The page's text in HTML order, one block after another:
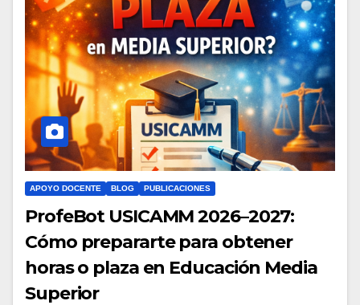
APOYO DOCENTE BLOG PUBLICACIONES
ProfeBot USICAMM 2026–2027:
Cómo prepararte para obtener
horas o plaza en Educación Media
Superior